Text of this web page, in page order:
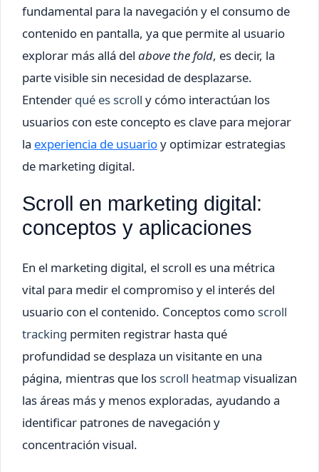
fundamental para la navegación y el consumo de
contenido en pantalla, ya que permite al usuario
explorar más allá del above the fold, es decir, la
parte visible sin necesidad de desplazarse.
Entender qué es scroll y cómo interactúan los
usuarios con este concepto es clave para mejorar
la experiencia de usuarioy optimizar estrategias
de marketing digital.
Scroll en marketing digital:
conceptos y aplicaciones
En el marketing digital, el scroll es una métrica
vital para medir el compromiso y el interés del
usuario con el contenido. Conceptos como scroll
tracking permiten registrar hasta qué
profundidad se desplaza un visitante en una
página, mientras que los scroll heatmapvisualizan
las áreas más y menos exploradas, ayudando a
identificar patrones de navegación y
concentración visual.